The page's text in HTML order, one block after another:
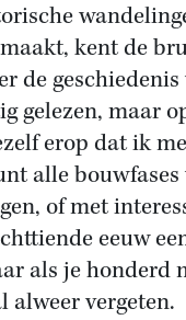
kent de
de
gelezen, maar
erop dat ik
alle
of met
eeuw
als je honderd
alweer vergeten.